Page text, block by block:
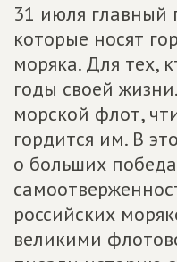
31 июля главный
которые носят
моряка. Для тех,
годы своей
морской флот,
гордится им. В
о больших
российских
великими